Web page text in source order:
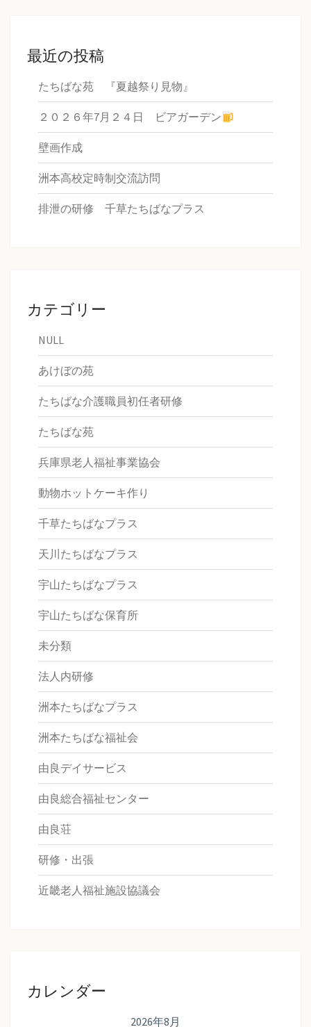
最近の投稿
たちばな苑 『夏越祭り見物』
２０２６年7月２４日 ビアガーデン
壁画作成
洲本高校定時制交流訪問
排泄の研修 千草たちばなプラス
カテゴリー
NULL
あけぼの苑
たちばな介護職員初任者研修
たちばな苑
兵庫県老人福祉事業協会
動物ホットケーキ作り
千草たちばなプラス
天川たちばなプラス
宇山たちばなプラス
宇山たちばな保育所
未分類
法人内研修
洲本たちばなプラス
洲本たちばな福祉会
由良デイサービス
由良総合福祉センター
由良荘
研修・出張
近畿老人福祉施設協議会
カレンダー
2026年8月